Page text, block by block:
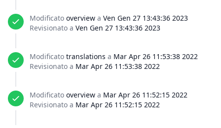
Modificato overview a Ven Gen 27 13:43:36 2023
Revisionato a Ven Gen 27 13:43:36 2023
Modificato translations a Mar Apr 26 11:53:38 2022
Revisionato a Mar Apr 26 11:53:38 2022
Modificato overview a Mar Apr 26 11:52:15 2022
Revisionato a Mar Apr 26 11:52:15 2022